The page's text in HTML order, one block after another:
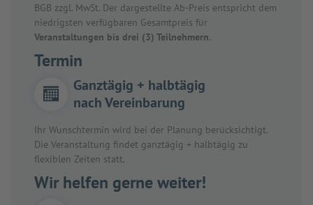
BGB zzgl. MwSt. Der dargestellte Ab-Preis entspricht dem
niedrigsten verfügbaren Gesamtpreis für
Veranstaltungen bis drei (3) Teilnehmern.
Termin
Ganztägig + halbtägig
nach Vereinbarung
Ihr Wunschtermin wird bei der Planung berücksichtigt.
Die Veranstaltung findet ganztägig + halbtägig zu
flexiblen Zeiten statt.
Wir helfen gerne weiter!